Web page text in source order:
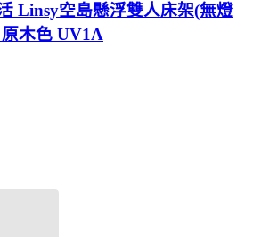
Linsy空島懸浮雙人床架(無燈
木色 UV1A